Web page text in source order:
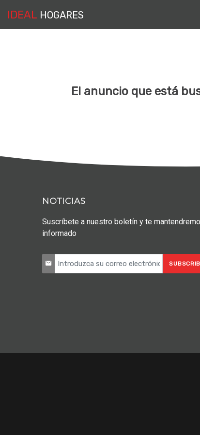
IDEAL HOGARES
El anuncio que está
NOTICIAS
Suscríbete a nuestro boletín y te
informado